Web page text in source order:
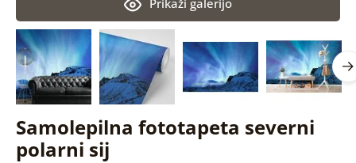
Samolepilna fototapeta severni
polarni sij